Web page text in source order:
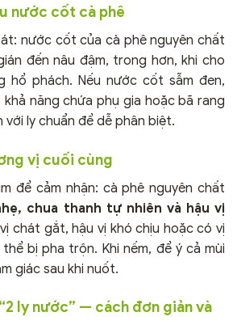
nước cốt cà phê
nước cốt của cà phê nguyên chất
đến nâu đậm, trong hơn, khi cho
hổ phách. Nếu nước cốt sẫm đen,
năng chứa phụ gia hoặc bã rang
với ly chuẩn để dễ phân biệt.
vị cuối cùng
để cảm nhận: cà phê nguyên chất
chua thanh tự nhiên và hậu vị
chát gắt, hậu vị khó chịu hoặc có vị
bị pha trộn. Khi nếm, để ý cả mùi
giác sau khi nuốt.
ly nước” — cách đơn giản và